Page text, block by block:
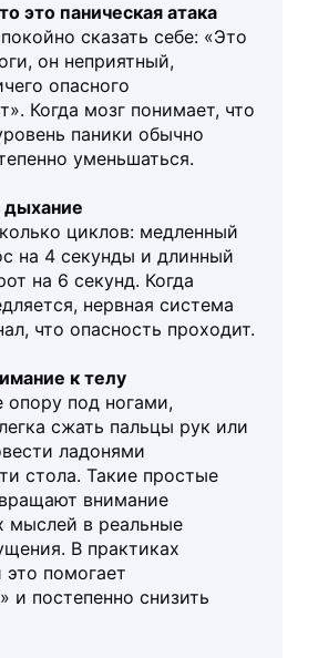
это паническая атака
сказать себе: «Это
он неприятный,
опасного
Когда мозг понимает, что
паники обычно
уменьшаться.
дыхание
циклов: медленный
на 4 секунды и длинный
на 6 секунд. Когда
нервная система
что опасность проходит.
к телу
опору под ногами,
сжать пальцы рук или
ладонями
стола. Такие простые
внимание
мыслей в реальные
В практиках
это помогает
и постепенно снизить